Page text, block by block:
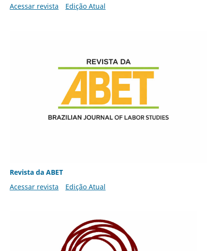
Acessar revista Edição Atual
Revista da ABET
Acessar revista
Edição Atual